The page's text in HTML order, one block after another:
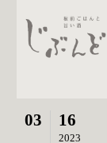
03 16
2023